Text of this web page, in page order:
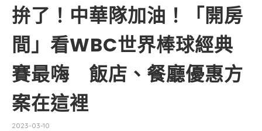
拚了！中華隊加油！「開房
間」看WBC世界棒球經典
賽最嗨 飯店、餐廳優惠方
案在這裡
2023-03-10